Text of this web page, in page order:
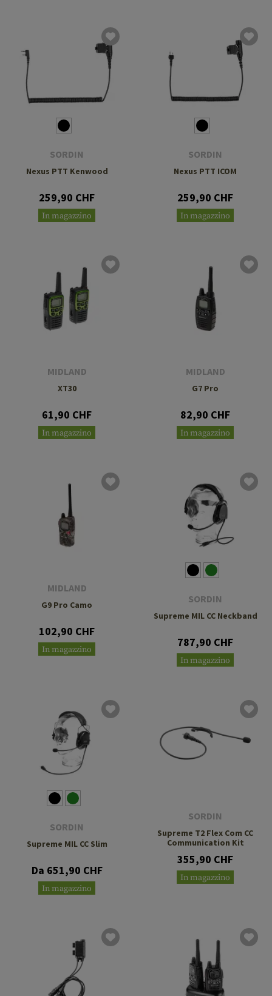
SORDIN
Nexus PTT Kenwood
259,90 CHF
In magazzino
SORDIN
Nexus PTT ICOM
259,90 CHF
In magazzino
MIDLAND
XT30
61,90 CHF
In magazzino
MIDLAND
G7 Pro
82,90 CHF
In magazzino
MIDLAND
G9 Pro Camo
102,90 CHF
In magazzino
SORDIN
Supreme MIL CC Neckband
787,90 CHF
In magazzino
SORDIN
Supreme MIL CC Slim
Da 651,90 CHF
In magazzino
SORDIN
Supreme T2 Flex Com CC
Communication Kit
355,90 CHF
In magazzino